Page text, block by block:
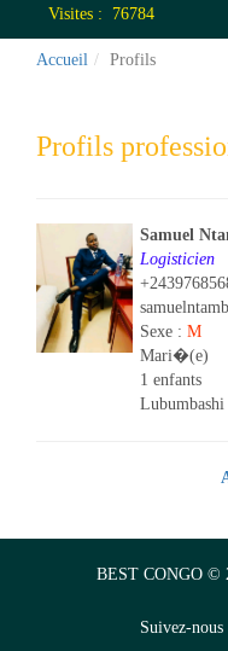
Visites : 76784
Accueil Profils
Profils
Samuel
Logisticien
Sexe : M
Mari�(e)
1 enfants
Lubumbashi
BEST CONGO
Suivez-